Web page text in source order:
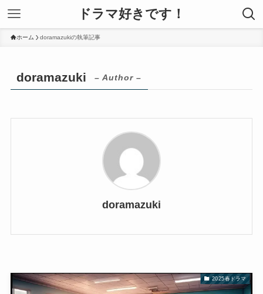
ドラマ好きです！
ホーム doramazukiの執筆記事
doramazuki – Author –
doramazuki
2025春ドラマ